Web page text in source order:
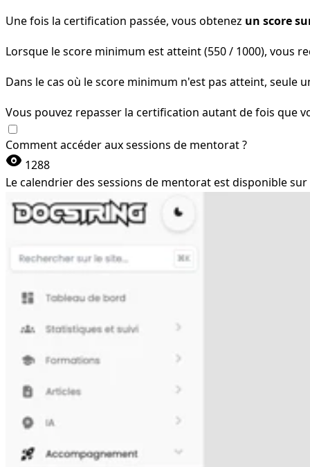
Une fois la certification passée, vous obtenez un score
Lorsque le score minimum est atteint (550 / 1000), vous
Dans le cas où le score minimum n'est pas atteint, seule
Vous pouvez repasser la certification autant de fois que
Comment accéder aux sessions de mentorat ?
visibility 1288
Le calendrier des sessions de mentorat est disponible